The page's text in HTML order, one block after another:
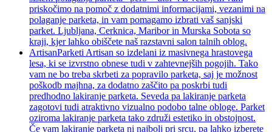
priskočimo na pomoč z dodatnimi informacijami, vezanimi na
polaganje parketa, in vam pomagamo izbrati vaš sanjski
parket. Ljubljana, Cerknica, Maribor in Murska Sobota so
kraji, kjer lahko obiščete naš razstavni salon talnih oblog.
ArtisanParketi Artisan so izdelani iz masivnega hrastovega
lesa, ki se izvrstno obnese tudi v zahtevnejših pogojih. Tako
vam ne bo treba skrbeti za popravilo parketa, saj je možnost
poškodb majhna, za dodatno zaščito pa poskrbi tudi
predhodno lakiranje parketa. Seveda pa lakiranje parketa
zagotovi tudi atraktivno vizualno podobo talne obloge. Parket
oziroma lakiranje parketa tako združi estetiko in obstojnost.
Če vam lakiranje parketa ni najbolj pri srcu, pa lahko izberete